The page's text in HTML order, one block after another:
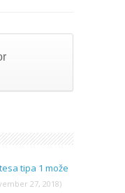
tipa 1 može
27, 2018)